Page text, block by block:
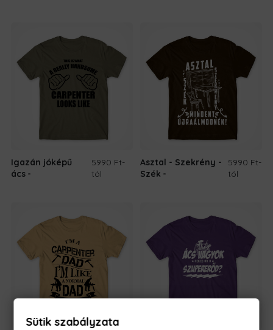
Igazán jóképű
ács
5990 Ft-
tól
Asztal - Szekrény -
Szék
5990 Ft-
tól
Sütik szabályzata